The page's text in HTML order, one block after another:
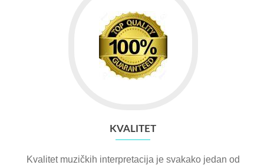
KVALITET
Kvalitet muzičkih interpretacija je svakako jedan od